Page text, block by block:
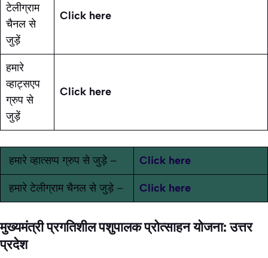
टेलीग्राम
चैनल से
जुड़ें
Click here
हमारे
व्हाट्सएप
ग्रुप से
जुड़ें
Click here
हमारे व्हात्सप्प ग्रुप से जुड़े – Click here
हमारे टेलीग्राम चैनल से जुड़े – Click here
मुख्यमंत्री प्रगतिशील पशुपालक प्रोत्साहन योजना: उत्तर
प्रदेश